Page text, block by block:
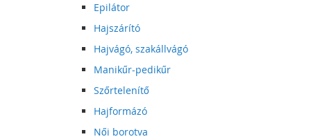
Epilátor
Hajszárító
Hajvágó, szakállvágó
Manikűr-pedikűr
Szőrtelenítő
Hajformázó
Női borotva